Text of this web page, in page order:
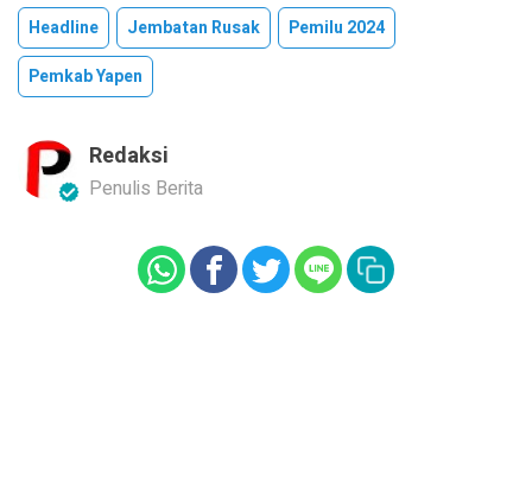
Headline Jembatan Rusak
Pemilu 2024
Pemkab Yapen
Redaksi
Penulis Berita